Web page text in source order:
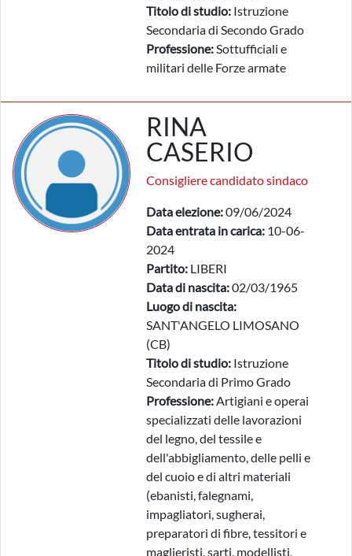
Titolo di studio: Istruzione
Secondaria di Secondo Grado
Professione:Sottufficiali e
militari delle Forze armate
RINA
CASERIO
Consigliere candidato sindaco
Data elezione:09/06/2024
Data entrata in carica: 10-06-
2024
Partito: LIBERI
Data di nascita:02/03/1965
Luogo di nascita:
SANT'ANGELO LIMOSANO
(CB)
Titolo di studio: Istruzione
Secondaria di Primo Grado
Professione:Artigiani e operai
specializzati delle lavorazioni
del legno, del tessile e
dell'abbigliamento, delle pelli e
del cuoio e di altri materiali
(ebanisti, falegnami,
impagliatori, sugherai,
preparatori di fibre, tessitori e
maglieristi, sarti, modellisti,